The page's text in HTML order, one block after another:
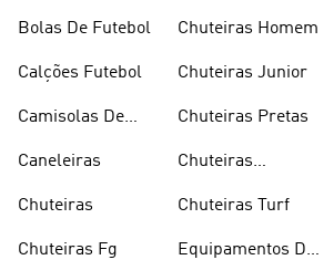
Bolas De Futebol
Calções Futebol
Camisolas De
Caneleiras
Chuteiras
Chuteiras Fg
Chuteiras Homem
Chuteiras Junior
Chuteiras Pretas
Chuteiras
Chuteiras Turf
Equipamentos De